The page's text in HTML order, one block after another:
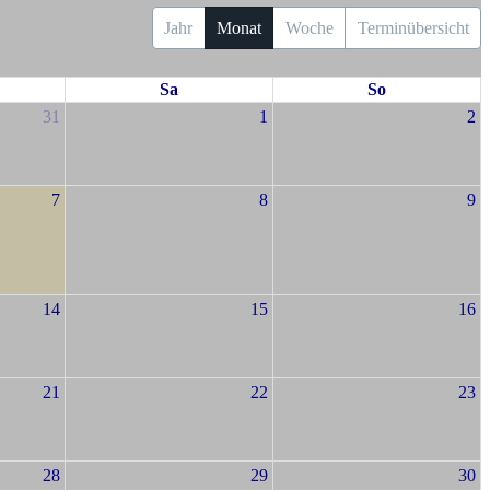
Jahr Monat Woche Terminübersicht
Sa
So
31
1 2
7 8 9
14 15 16
21 22 23
28 29 30